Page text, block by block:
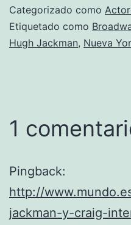
Categorizado como
Etiquetado como
Hugh Jackman, Nueva
1
Pingback:
http://
jackman-y-craig-